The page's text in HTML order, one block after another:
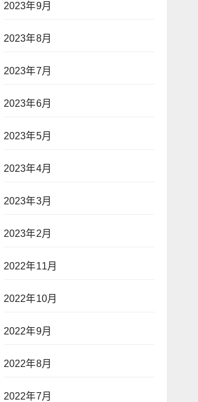
2023年9月
2023年8月
2023年7月
2023年6月
2023年5月
2023年4月
2023年3月
2023年2月
2022年11月
2022年10月
2022年9月
2022年8月
2022年7月